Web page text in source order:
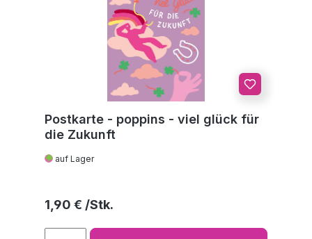
Postkarte - poppins - viel glück für
die Zukunft
auf Lager
Regulärer Preis:
1,90 €